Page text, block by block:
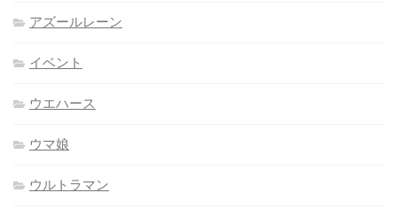
アズールレーン
イベント
ウエハース
ウマ娘
ウルトラマン